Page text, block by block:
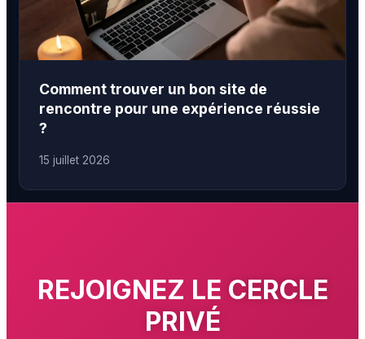
Comment trouver un bon site de
rencontre pour une expérience réussie
?
15 juillet 2026
REJOIGNEZ LE CERCLE
PRIVÉ